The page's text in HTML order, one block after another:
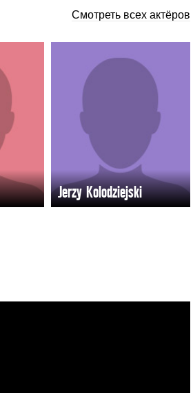
Смотреть всех актёров
Jerzy Kolodziejski